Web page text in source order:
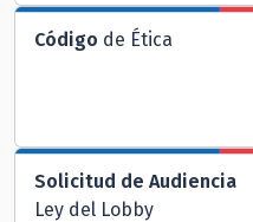
Código de Ética
Solicitud de Audiencia
Ley del Lobby